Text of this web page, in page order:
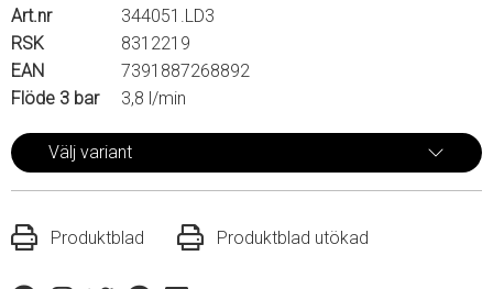
Art.nr
344051.LD3
RSK
8312219
EAN
7391887268892
Flöde 3 bar
3,8 l/min
Välj variant
Produktblad Produktblad utökad